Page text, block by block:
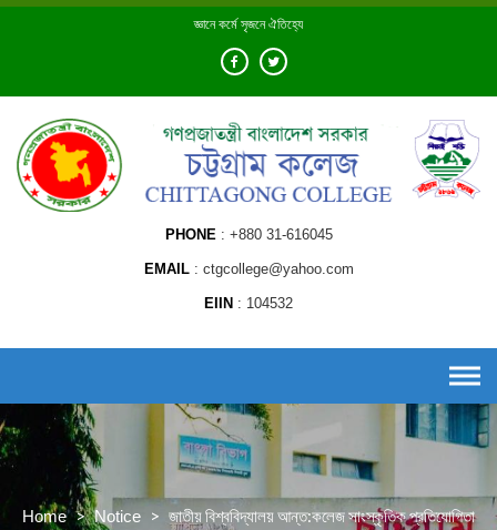
Skip
জ্ঞানে কর্মে সৃজনে ঐতিহ্যে
PHONE +880 31-616045
EMAIL ctgcollege@yahoo.com
EIIN 104532
Home > Notice > জাতীয় বিশ্ববিদ্যালয় আন্ত:কলেজ সাংস্কৃতিক প্রতিযোগিতা